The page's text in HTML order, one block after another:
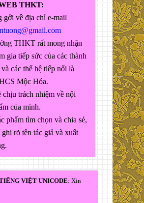
THKT:
gởi về địa chỉ e-mail
THKT rất mong nhận
gia tiếp sức của các thành
các thế hệ tiếp nối là
Mộc Hóa.
chịu trách nhiệm về nội
của mình.
phẩm tìm chọn và chia sẻ,
rõ tên tác giả và xuất
VIỆT UNICODE: Xin